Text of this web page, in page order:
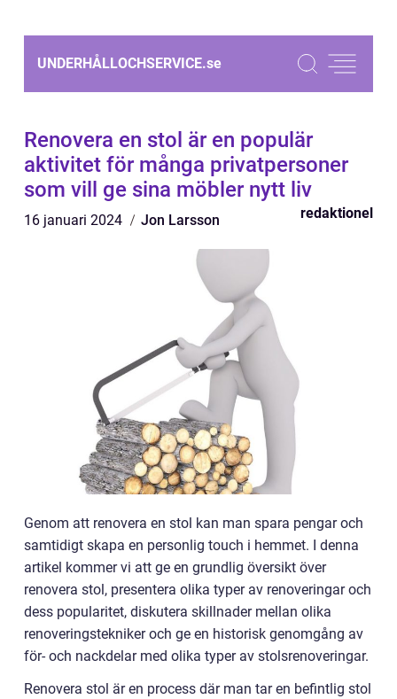
UNDERHÅLLOCHSERVICE.se
Renovera en stol är en populär
aktivitet för många privatpersoner
som vill ge sina möbler nytt liv
16 januari 2024 Jon Larsson redaktionel
Genom att renovera en stol kan man spara pengar och
samtidigt skapa en personlig touch i hemmet. I denna
artikel kommer vi att ge en grundlig översikt över
renovera stol, presentera olika typer av renoveringar och
dess popularitet, diskutera skillnader mellan olika
renoveringstekniker och ge en historisk genomgång av
för- och nackdelar med olika typer av stolsrenoveringar.
Renovera stol är en process där man tar en befintlig stol